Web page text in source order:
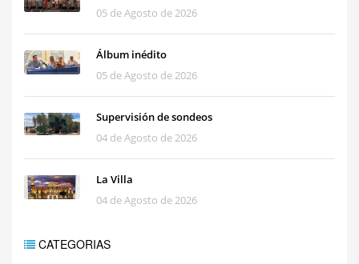
05 de Agosto de 2026
Álbum inédito
05 de Agosto de 2026
Supervisión de sondeos
04 de Agosto de 2026
La Villa
04 de Agosto de 2026
CATEGORIAS